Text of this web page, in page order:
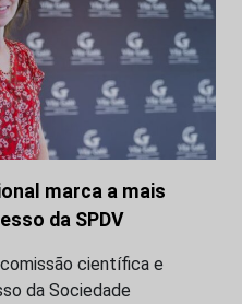
marca a mais
da SPDV
científica e
da Sociedade